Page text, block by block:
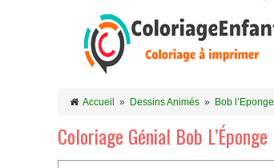
Accueil » Dessins Animés » Bob l’Eponge
Coloriage Génial Bob L’Éponge